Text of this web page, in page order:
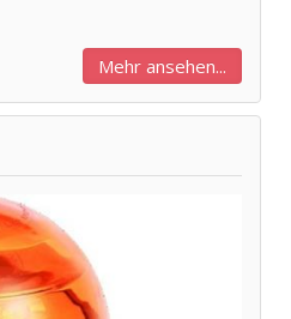
Mehr ansehen...